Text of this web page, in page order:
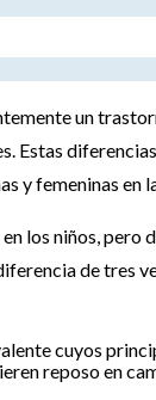
un
Estas
y femeninas en
los niños,
de tres
cuyos
reposo en